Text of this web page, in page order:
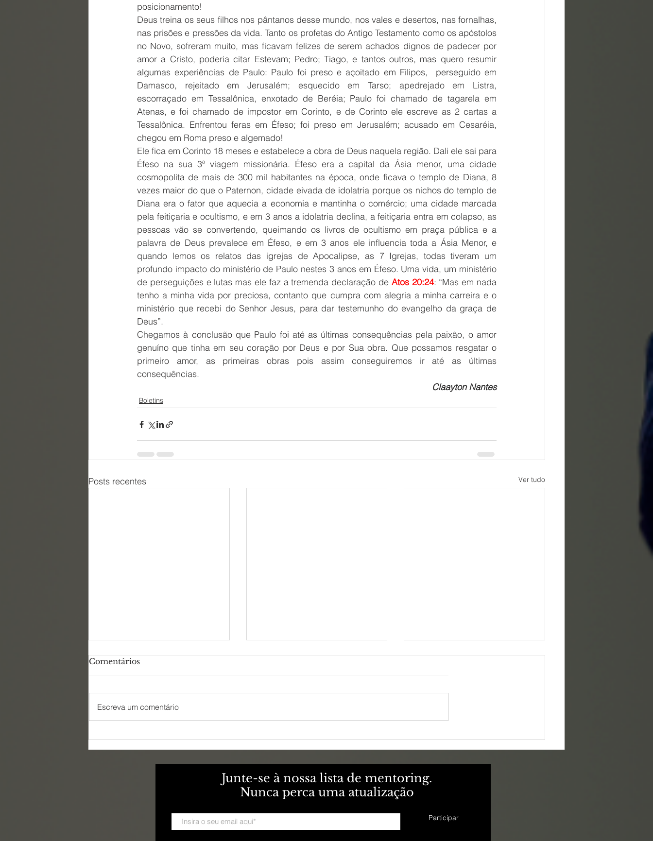
posicionamento!
Deus treina os seus filhos nos pântanos desse mundo, nos vales e desertos, nas fornalhas,
nas prisões e pressões da vida. Tanto os profetas do Antigo Testamento como os apóstolos
no Novo, sofreram muito, mas ficavam felizes de serem achados dignos de padecer por
amor a Cristo, poderia citar Estevam; Pedro; Tiago, e tantos outros, mas quero resumir
algumas experiências de Paulo: Paulo foi preso e açoitado em Filipos,  perseguido em
Damasco, rejeitado em Jerusalém; esquecido em Tarso; apedrejado em Listra,
escorraçado em Tessalônica, enxotado de Beréia; Paulo foi chamado de tagarela em
Atenas, e foi chamado de impostor em Corinto, e de Corinto ele escreve as 2 cartas a
Tessalônica. Enfrentou feras em Éfeso; foi preso em Jerusalém; acusado em Cesaréia,
chegou em Roma preso e algemado!
Ele fica em Corinto 18 meses e estabelece a obra de Deus naquela região. Dali ele sai para
Éfeso na sua 3ª viagem missionária. Éfeso era a capital da Ásia menor, uma cidade
cosmopolita de mais de 300 mil habitantes na época, onde ficava o templo de Diana, 8
vezes maior do que o Paternon, cidade eivada de idolatria porque os nichos do templo de
Diana era o fator que aquecia a economia e mantinha o comércio; uma cidade marcada
pela feitiçaria e ocultismo, e em 3 anos a idolatria declina, a feitiçaria entra em colapso, as
pessoas vão se convertendo, queimando os livros de ocultismo em praça pública e a
palavra de Deus prevalece em Éfeso, e em 3 anos ele influencia toda a Ásia Menor, e
quando lemos os relatos das igrejas de Apocalipse, as 7 Igrejas, todas tiveram um
profundo impacto do ministério de Paulo nestes 3 anos em Éfeso. Uma vida, um ministério
de perseguições e lutas mas ele faz a tremenda declaração de Atos 20:24: “Mas em nada
tenho a minha vida por preciosa, contanto que cumpra com alegria a minha carreira e o
ministério que recebi do Senhor Jesus, para dar testemunho do evangelho da graça de
Deus”.
Chegamos à conclusão que Paulo foi até as últimas consequências pela paixão, o amor
genuíno que tinha em seu coração por Deus e por Sua obra. Que possamos resgatar o
primeiro amor, as primeiras obras pois assim conseguiremos ir até as últimas
consequências.
Claayton Nantes
Boletins
Posts recentes Ver tudo
Comentários
Escreva um comentário
Junte-se à nossa lista de mentoring.
Nunca perca uma atualização
Participar